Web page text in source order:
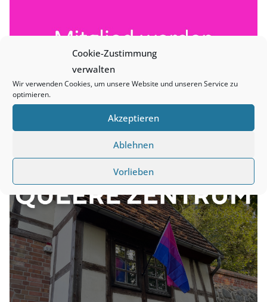
Cookie-Zustimmung
verwalten
Wir verwenden Cookies, um unsere Website und unseren Service zu
optimieren.
Akzeptieren
Ablehnen
Vorlieben